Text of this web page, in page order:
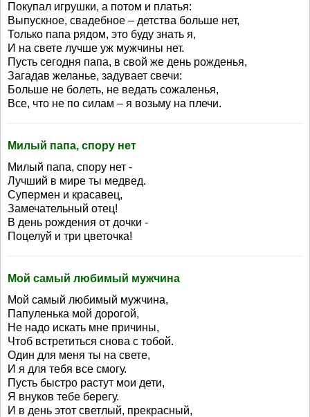
Покупал игрушки, а потом и платья:
Выпускное, свадебное – детства больше нет,
Только папа рядом, это буду знать я,
И на свете лучше уж мужчины нет.
Пусть сегодня папа, в свой же день рожденья,
Загадав желанье, задувает свечи:
Больше не болеть, не ведать сожаленья,
Все, что не по силам – я возьму на плечи.
Милый папа, спору нет
Милый папа, спору нет -
Лучший в мире ты медвед.
Супермен и красавец,
Замечательный отец!
В день рождения от дочки -
Поцелуй и три цветочка!
Мой самый любимый мужчина
Мой самый любимый мужчина,
Папуленька мой дорогой,
Не надо искать мне причины,
Чтоб встретиться снова с тобой.
Один для меня ты на свете,
И я для тебя все смогу.
Пусть быстро растут мои дети,
Я внуков тебе берегу.
И в день этот светлый, прекрасный,